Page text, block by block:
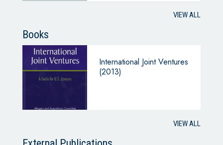
VIEW ALL
Books
International Joint Ventures
(2013)
VIEW ALL